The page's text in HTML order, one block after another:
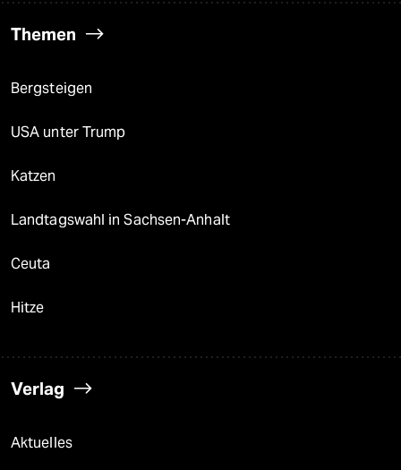
Themen
Bergsteigen
USA unter Trump
Katzen
Landtagswahl in Sachsen-Anhalt
Ceuta
Hitze
Verlag
Aktuelles